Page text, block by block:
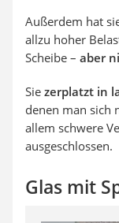
Außerdem hat
allzu hoher
Scheibe – aber
Sie zerplatzt in
denen man sich
allem schwere
ausgeschlossen.
Glas mit